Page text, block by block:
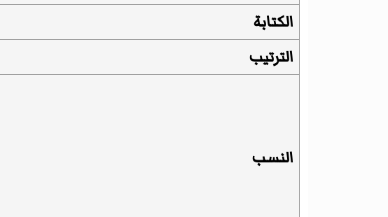
الكتابة
الترتيب
النسب